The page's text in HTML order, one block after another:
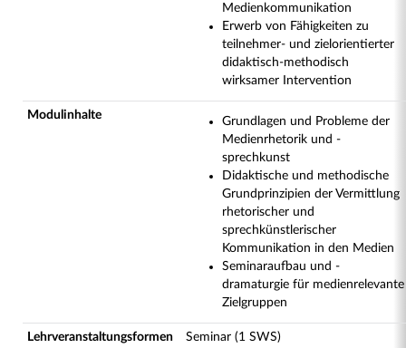
Medienkommunikation
Erwerb von Fähigkeiten zu
teilnehmer- und zielorientierter
didaktisch-methodisch
wirksamer Intervention
Modulinhalte
Grundlagen und Probleme der
Medienrhetorik und -
sprechkunst
Didaktische und methodische
Grundprinzipien der Vermittlung
rhetorischer und
sprechkünstlerischer
Kommunikation in den Medien
Seminaraufbau und -
dramaturgie für medienrelevante
Zielgruppen
Lehrveranstaltungsformen
Seminar (1 SWS)